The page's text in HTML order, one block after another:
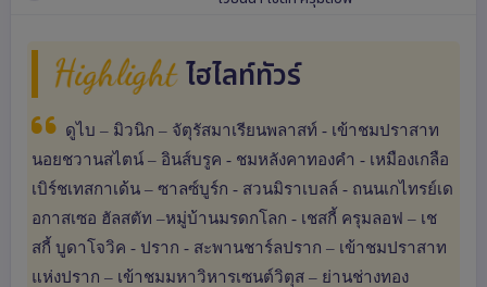
Highlight ไฮไลท์ทัวร์
ดูไบ – มิวนิก – จัตุรัสมาเรียนพลาสท์ - เข้าชมปราสาท
นอยชวานสไตน์ – อินส์บรูค - ชมหลังคาทองคำ - เหมืองเกลือ
เบิร์ชเทสกาเด้น – ซาลซ์บูร์ก - สวนมิราเบลล์ - ถนนเกไทรย์เด
อกาสเซอ ฮัลสตัท –หมู่บ้านมรดกโลก - เชสกี้ ครุมลอฟ – เช
สกี้ บูดาโจวิค - ปราก - สะพานชาร์ลปราก – เข้าชมปราสาท
แห่งปราก – เข้าชมมหาวิหารเซนต์วิตุส – ย่านช่างทอง